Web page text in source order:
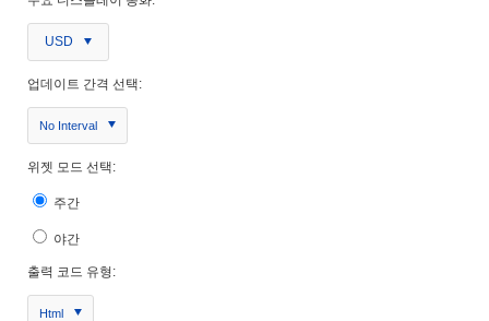
USD
업데이트 간격 선택:
No Interval
위젯 모드 선택:
주간
야간
출력 코드 유형:
Html